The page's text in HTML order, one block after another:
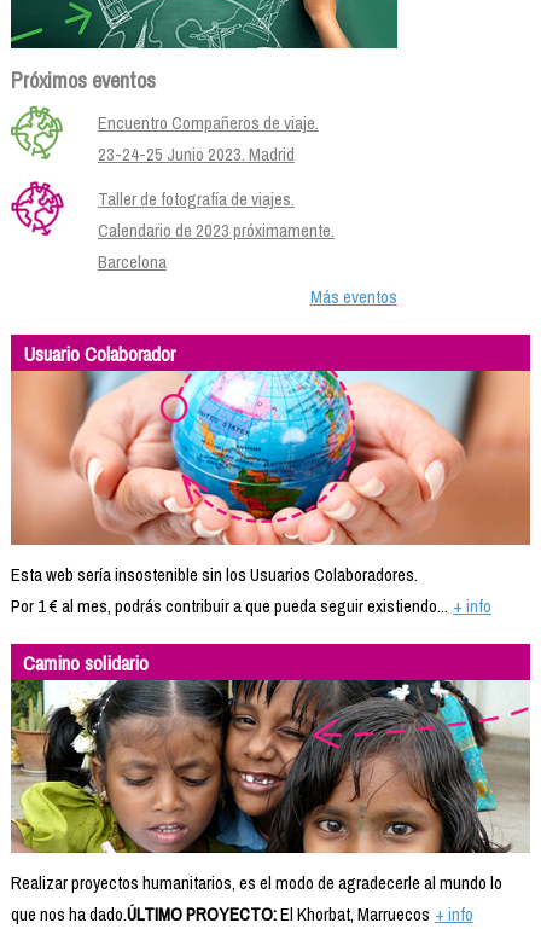
Próximos eventos
Encuentro Compañeros de viaje.
23-24-25 Junio 2023. Madrid
Taller de fotografía de viajes.
Calendario de 2023 próximamente.
Barcelona
Más eventos
Usuario Colaborador
Esta web sería insostenible sin los Usuarios Colaboradores.
Por 1 € al mes, podrás contribuir a que pueda seguir existiendo... + info
Camino solidario
Realizar proyectos humanitarios, es el modo de agradecerle al mundo lo
que nos ha dado.ÚLTIMO PROYECTO:El Khorbat, Marruecos + info